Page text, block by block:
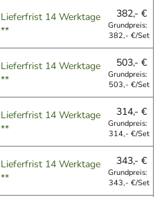
Lieferfrist 14 Werktage
**
382,- €
Grundpreis:
382,- €/Set
Lieferfrist 14 Werktage
**
503,- €
Grundpreis:
503,- €/Set
Lieferfrist 14 Werktage
**
314,- €
Grundpreis:
314,- €/Set
Lieferfrist 14 Werktage
**
343,- €
Grundpreis:
343,- €/Set